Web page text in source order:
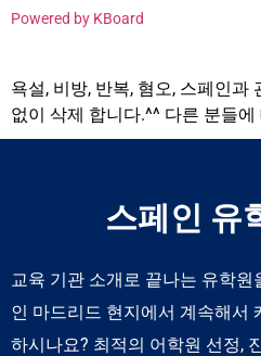
Powered by KBoard
욕설, 비방, 반복, 혐오, 스페인과
없이 삭제 합니다.^^ 다른 분들
스페인 유
교육 기관 소개로 끝나는 유학원
인 마드리드 현지에서 계속해서
하시나요? 최적의 어학원 선정,